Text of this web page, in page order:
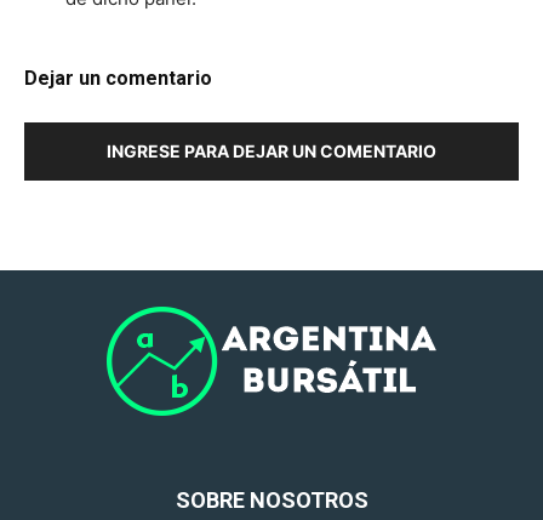
Dejar un comentario
INGRESE PARA DEJAR UN COMENTARIO
SOBRE NOSOTROS